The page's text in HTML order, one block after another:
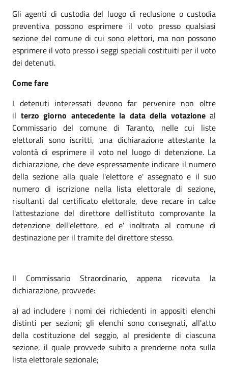
Gli agenti di custodia del luogo di reclusione o custodia
preventiva possono esprimere il voto presso qualsiasi
sezione del comune di cui sono elettori, ma non possono
esprimere il voto presso i seggi speciali costituiti per il voto
dei detenuti.
Come fare
I detenuti interessati devono far pervenire non oltre
il terzo giorno antecedente la data della votazioneal
Commissario del comune di Taranto, nelle cui liste
elettorali sono iscritti, una dichiarazione attestante la
volontà di esprimere il voto nel luogo di detenzione. La
dichiarazione, che deve espressamente indicare il numero
della sezione alla quale l'elettore e' assegnato e il suo
numero di iscrizione nella lista elettorale di sezione,
risultanti dal certificato elettorale, deve recare in calce
l'attestazione del direttore dell'istituto comprovante la
detenzione dell'elettore, ed e' inoltrata al comune di
destinazione per il tramite del direttore stesso.
Il Commissario Straordinario, appena ricevuta la
dichiarazione, provvede:
a) ad includere i nomi dei richiedenti in appositi elenchi
distinti per sezioni; gli elenchi sono consegnati, all'atto
della costituzione del seggio, al presidente di ciascuna
sezione, il quale provvede subito a prenderne nota sulla
lista elettorale sezionale;